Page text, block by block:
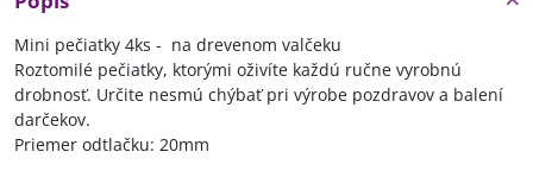
Mini pečiatky 4ks - na drevenom valčeku
Roztomilé pečiatky, ktorými oživíte každú ručne vyrobnú
drobnosť. Určite nesmú chýbať pri výrobe pozdravov a balení
darčekov.
Priemer odtlačku: 20mm